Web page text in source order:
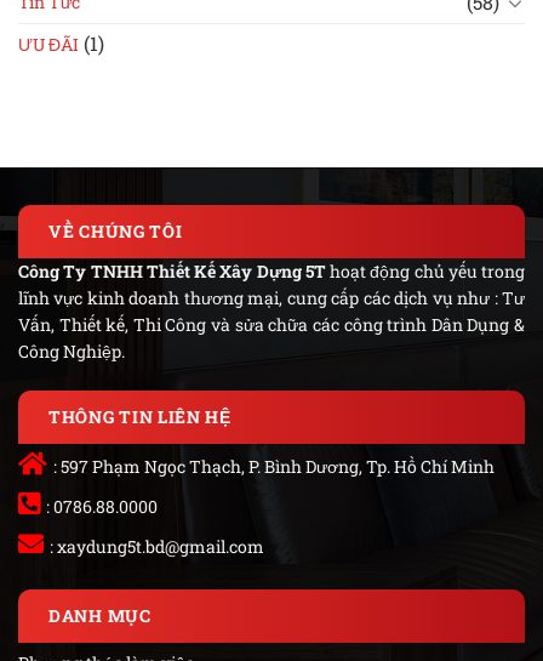
ƯU ĐÃI (1)
VỀ CHÚNG TÔI
Công Ty TNHH Thiết Kế Xây Dựng 5Thoạt động chủ yếu trong
lĩnh vực kinh doanh thương mại, cung cấp các dịch vụ như : Tư
Vấn, Thiết kế, Thi Công và sửa chữa các công trình Dân Dụng &
Công Nghiệp.
THÔNG TIN LIÊN HỆ
: 597 Phạm Ngọc Thạch, P. Bình Dương, Tp. Hồ Chí Minh
: 0786.88.0000
:xaydung5t.bd@gmail.com
DANH MỤC